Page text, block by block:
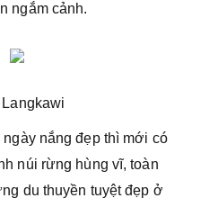
ngắm cảnh.
nắng đẹp thì mới có
núi rừng hùng vĩ, toàn
du thuyền tuyệt đẹp ở